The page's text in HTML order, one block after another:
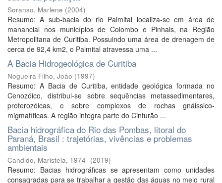
Soranso, Marlene (2004)
Resumo: A sub-bacia do rio Palmital localiza-se em área de
manancial nos municípios de Colombo e Pinhais, na Região
Metropolitana de Curitiba. Possuindo uma área de drenagem de
cerca de 92,4 km2, o Palmital atravessa uma ...
A Bacia Hidrogeológica de Curitiba
Nogueira Filho, João (1997)
Resumo: A Bacia de Curitiba, entidade geológica formada no
Cenozóico, distribui-se sobre sequências metassedimentares,
proterozóicas, e sobre complexos de rochas gnáissico-
migmatíticas. A região integra parte do Cinturão ...
Bacia hidrográfica do Rio das Pombas, litoral do
Paraná, Brasil : trajetórias, vivências e problemas
ambientais
Candido, Maristela, 1974- (2019)
Resumo: Bacias hidrográficas se apresentam como unidades
consagradas para se trabalhar a gestão das águas no meio rural